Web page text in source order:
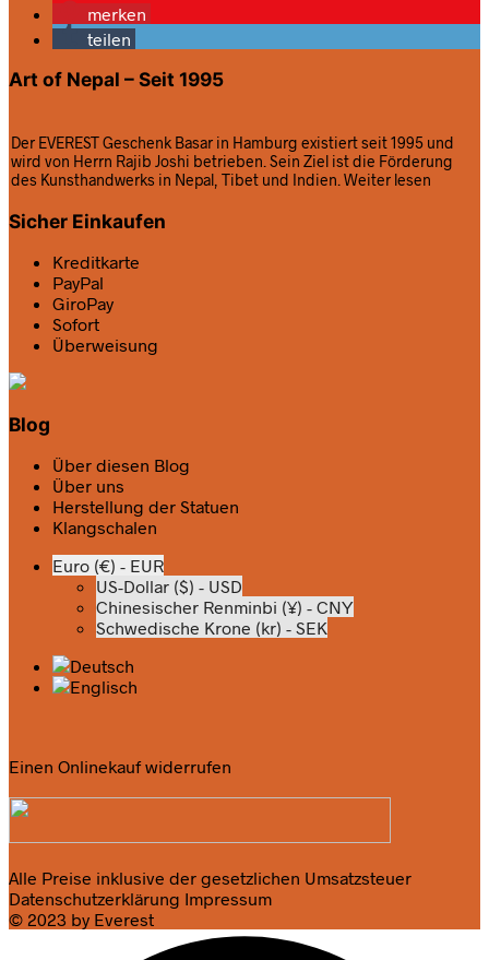
merken
teilen
Art of Nepal – Seit 1995
Der EVEREST Geschenk Basar in Hamburg existiert seit 1995 und
wird von Herrn Rajib Joshi betrieben. Sein Ziel ist die Förderung
des Kunsthandwerks in Nepal, Tibet und Indien. Weiter lesen
Sicher Einkaufen
Kreditkarte
PayPal
GiroPay
Sofort
Überweisung
Blog
Über diesen Blog
Über uns
Herstellung der Statuen
Klangschalen
Euro (€) - EUR
US-Dollar ($) - USD
Chinesischer Renminbi (¥) - CNY
Schwedische Krone (kr) - SEK
Einen Onlinekauf widerrufen
Alle Preise inklusive der gesetzlichen Umsatzsteuer
Datenschutzerklärung Impressum
© 2023 by Everest